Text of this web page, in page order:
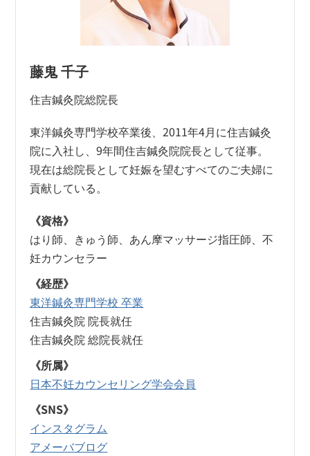
藤鬼 千子
住吉鍼灸院総院長
東洋鍼灸専門学校卒業後、2011年4月に住吉鍼灸
院に入社し、9年間住吉鍼灸院院長として従事。
現在は総院長として妊娠を望むすべてのご夫婦に
貢献している。
《資格》
はり師、きゅう師、あん摩マッサージ指圧師、不
妊カウンセラー
《経歴》
東洋鍼灸専門学校 卒業
住吉鍼灸院 院長就任
住吉鍼灸院 総院長就任
《所属》
日本不妊カウンセリング学会会員
《SNS》
インスタグラム
アメーバブログ